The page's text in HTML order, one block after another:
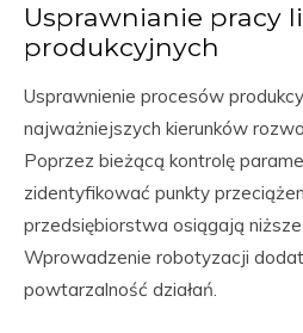
Usprawnianie pracy
produkcyjnych
Usprawnienie procesów
najważniejszych kierunków
Poprzez bieżącą kontrolę
zidentyfikować punkty
przedsiębiorstwa osiągają
Wprowadzenie robotyzacji
powtarzalność działań.